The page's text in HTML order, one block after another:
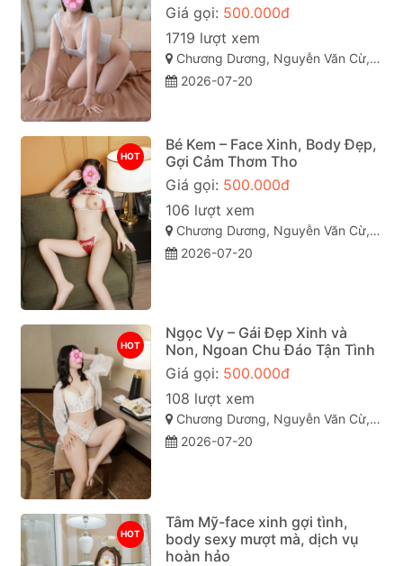
Giá gọi: 500.000đ
1719 lượt xem
Chương Dương, Nguyễn Văn Cừ, Quy Nhơn, Bình Định
2026-07-20
HOT
Bé Kem – Face Xinh, Body Đẹp,
Gợi Cảm Thơm Tho
Giá gọi: 500.000đ
106 lượt xem
Chương Dương, Nguyễn Văn Cừ, Quy Nhơn, Bình Định
2026-07-20
HOT
Ngọc Vy – Gái Đẹp Xinh và
Non, Ngoan Chu Đáo Tận Tình
Giá gọi: 500.000đ
108 lượt xem
Chương Dương, Nguyễn Văn Cừ, Quy Nhơn, Bình Định
2026-07-20
HOT
Tâm Mỹ-face xinh gợi tình,
body sexy mượt mà, dịch vụ
hoàn hảo